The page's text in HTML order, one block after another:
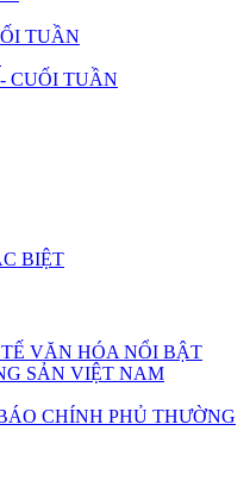
TUẦN
CUỐI TUẦN
BIỆT
VĂN HÓA NỔI BẬT
SẢN VIỆT NAM
CHÍNH PHỦ THƯỜNG